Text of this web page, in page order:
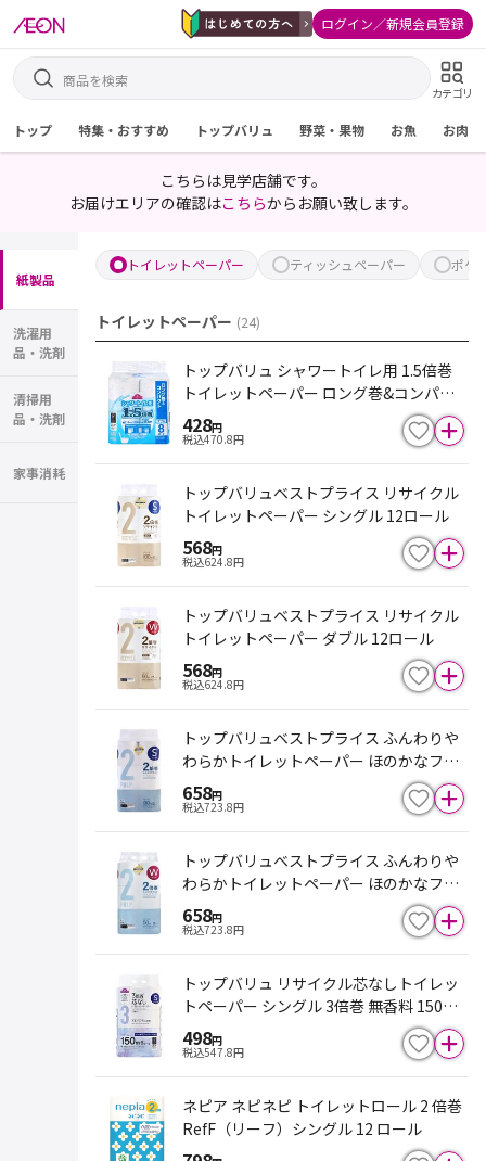
ログイン／新規会員登録
カテゴリ
トップ 特集・おすすめ トップバリュ 野菜・果物 お魚 お肉
こちらは見学店舗です。
お届けエリアの確認はこちらからお願い致します。
紙製品
洗濯用
品・洗剤
清掃用
品・洗剤
家事消耗
トイレットペーパー ティッシュペーパー ポケ
トイレットペーパー (24)
トップバリュ シャワートイレ用 1.5倍巻
トイレットペーパー ロング巻&コンパク
ト ダブル 36m×8ロール
428円
税込470.8円
トップバリュベストプライス リサイクル
トイレットペーパー シングル 12ロール
568円
税込624.8円
トップバリュベストプライス リサイクル
トイレットペーパー ダブル 12ロール
568円
税込624.8円
トップバリュベストプライス ふんわりや
わらかトイレットペーパー ほのかなフロ
ーラルの香り シングル 12ロール
658円
税込723.8円
トップバリュベストプライス ふんわりや
わらかトイレットペーパー ほのかなフロ
ーラルの香り ダブル 12ロール
658円
税込723.8円
トップバリュ リサイクル芯なしトイレッ
トペーパー シングル 3倍巻 無香料 150m
×6ロール
498円
税込547.8円
ネピア ネピネピ トイレットロール 2 倍巻
RefF（リーフ）シングル 12 ロール